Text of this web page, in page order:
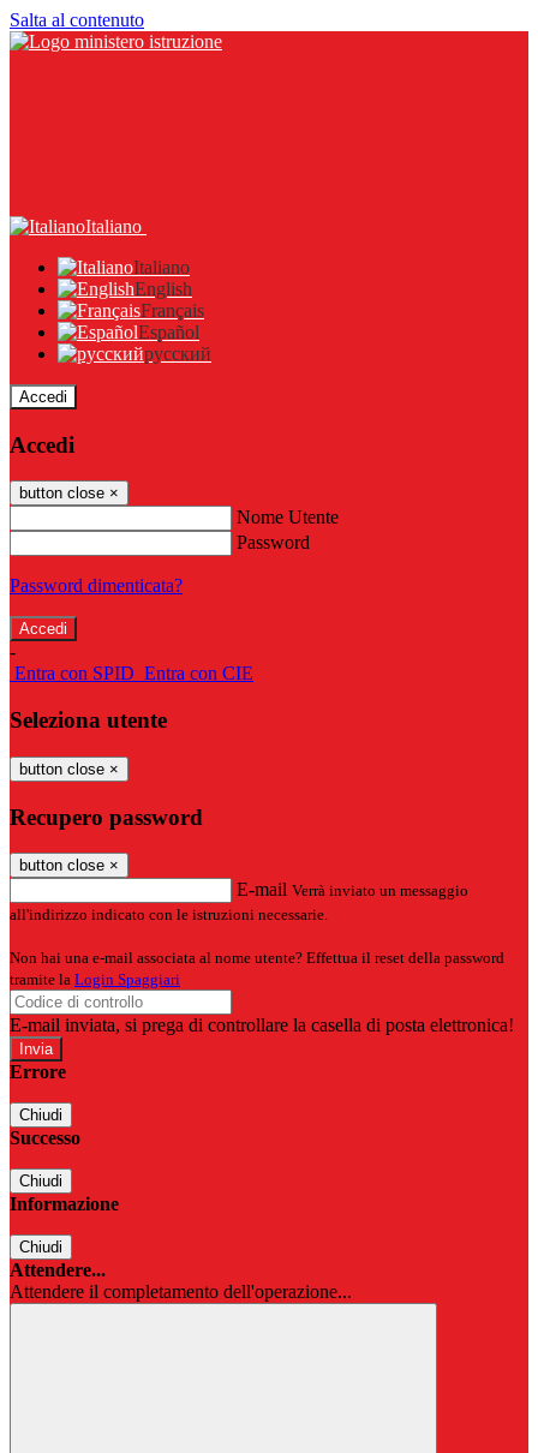
Salta al contenuto
Italiano
Italiano
English
Français
Español
русский
Accedi
Accedi
button close ×
Nome Utente
Password
Password dimenticata?
-
Entra con SPID Entra con CIE
Seleziona utente
button close ×
Recupero password
button close ×
E-mail Verrà inviato un messaggio
all'indirizzo indicato con le istruzioni necessarie.
Non hai una e-mail associata al nome utente? Effettua il reset della password
tramite la Login Spaggiari
E-mail inviata, si prega di controllare la casella di posta elettronica!
Errore
Chiudi
Successo
Chiudi
Informazione
Chiudi
Attendere...
Attendere il completamento dell'operazione...